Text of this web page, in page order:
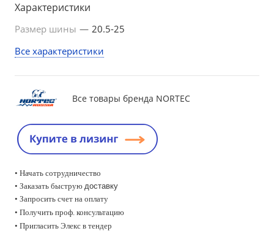
Характеристики
Размер шины — 20.5-25
Все характеристики
Все товары бренда NORTEC
• Начать сотрудничество
• Заказать быструю доставку
• Запросить счет на оплату
• Получить проф. консультацию
• Пригласить Элекс в тендер